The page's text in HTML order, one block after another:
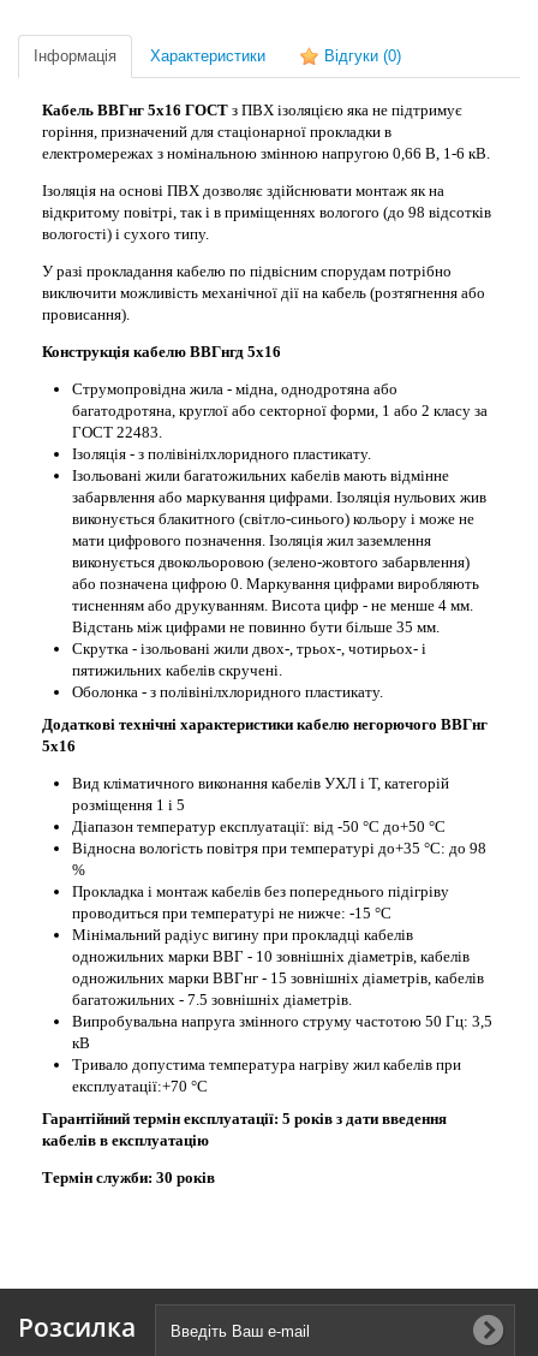
Інформація Характеристики Відгуки (0)
Кабель ВВГнг 5х16 ГОСТ з ПВХ ізоляцією яка не підтримує
горіння, призначений для стаціонарної прокладки в
електромережах з номінальною змінною напругою 0,66 В, 1-6 кВ.
Ізоляція на основі ПВХ дозволяє здійснювати монтаж як на
відкритому повітрі, так і в приміщеннях вологого (до 98 відсотків
вологості) і сухого типу.
У разі прокладання кабелю по підвісним спорудам потрібно
виключити можливість механічної дії на кабель (розтягнення або
провисання).
Конструкція кабелю ВВГнгд 5х16
Струмопровідна жила - мідна, однодротяна або
багатодротяна, круглої або секторної форми, 1 або 2 класу за
ГОСТ 22483.
Ізоляція - з полівінілхлоридного пластикату.
Ізольовані жили багатожильних кабелів мають відмінне
забарвлення або маркування цифрами. Ізоляція нульових жив
виконується блакитного (світло-синього) кольору і може не
мати цифрового позначення. Ізоляція жил заземлення
виконується двокольоровою (зелено-жовтого забарвлення)
або позначена цифрою 0. Маркування цифрами виробляють
тисненням або друкуванням. Висота цифр - не менше 4 мм.
Відстань між цифрами не повинно бути більше 35 мм.
Скрутка - ізольовані жили двох-, трьох-, чотирьох- і
пятижильних кабелів скручені.
Оболонка - з полівінілхлоридного пластикату.
Додаткові технічні характеристики кабелю негорючого ВВГнг
5х16
Вид кліматичного виконання кабелів УХЛ і Т, категорій
розміщення 1 і 5
Діапазон температур експлуатації: від -50 °С до+50 °С
Відносна вологість повітря при температурі до+35 °С: до 98
%
Прокладка і монтаж кабелів без попереднього підігріву
проводиться при температурі не нижче: -15 °С
Мінімальний радіус вигину при прокладці кабелів
одножильних марки ВВГ - 10 зовнішніх діаметрів, кабелів
одножильних марки ВВГнг - 15 зовнішніх діаметрів, кабелів
багатожильних - 7.5 зовнішніх діаметрів.
Випробувальна напруга змінного струму частотою 50 Гц: 3,5
кВ
Тривало допустима температура нагріву жил кабелів при
експлуатації:+70 °С
Гарантійний термін експлуатації: 5 років з дати введення
кабелів в експлуатацію
Термін служби: 30 років
Розсилка